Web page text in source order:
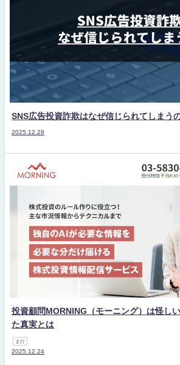
SNS広告投資詐欺はなぜ信じられてしまう
2025.12.29
投資顧問MORNING（モーニング）は怪し
た真実とは
ま行
2025.12.24